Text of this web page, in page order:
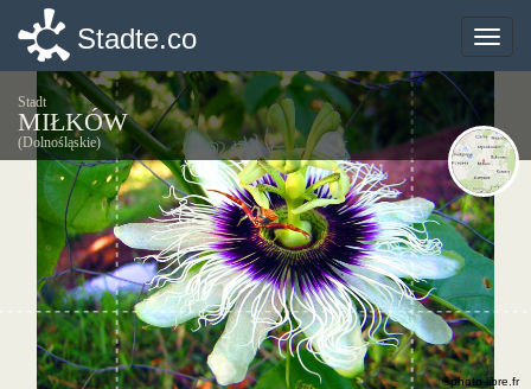
Toggle
Stadte.co
Stadt
MIŁKÓW
(Dolnośląskie)
©photo-libre.fr
Toggle
Stadte.co